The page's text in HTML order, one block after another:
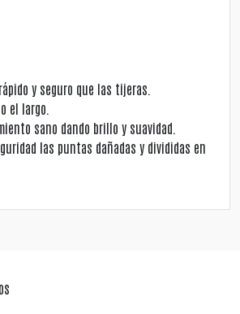
y seguro que las tijeras.
el largo.
sano dando brillo y suavidad.
las puntas dañadas y divididas en